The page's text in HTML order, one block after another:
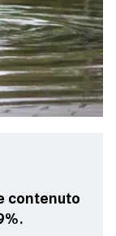
contenuto